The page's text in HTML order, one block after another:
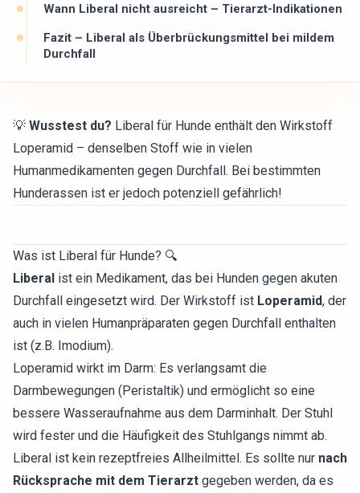
Wann Liberal nicht ausreicht – Tierarzt-Indikationen
Fazit – Liberal als Überbrückungsmittel bei mildem
Durchfall
💡 Wusstest du? Liberal für Hunde enthält den Wirkstoff
Loperamid – denselben Stoff wie in vielen
Humanmedikamenten gegen Durchfall. Bei bestimmten
Hunderassen ist er jedoch potenziell gefährlich!
Was ist Liberal für Hunde? 🔍
Liberal ist ein Medikament, das bei Hunden gegen akuten
Durchfall eingesetzt wird. Der Wirkstoff ist Loperamid, der
auch in vielen Humanpräparaten gegen Durchfall enthalten
ist (z.B. Imodium).
Loperamid wirkt im Darm: Es verlangsamt die
Darmbewegungen (Peristaltik) und ermöglicht so eine
bessere Wasseraufnahme aus dem Darminhalt. Der Stuhl
wird fester und die Häufigkeit des Stuhlgangs nimmt ab.
Liberal ist kein rezeptfreies Allheilmittel. Es sollte nur nach
Rücksprache mit dem Tierarzt gegeben werden, da es